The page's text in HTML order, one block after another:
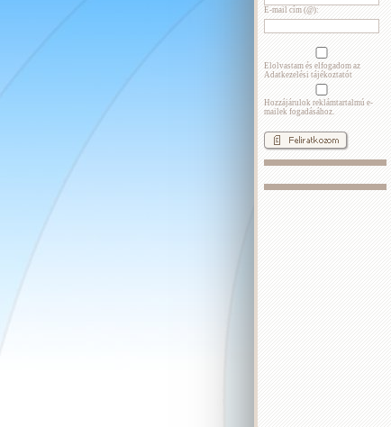
E-mail cím (@):
Elolvastam és elfogadom az
Adatkezelési tájékoztatót
Hozzájárulok reklámtartalmú e-
mailek fogadásához.